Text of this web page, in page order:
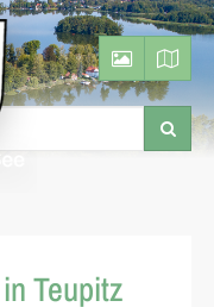
Teupitz